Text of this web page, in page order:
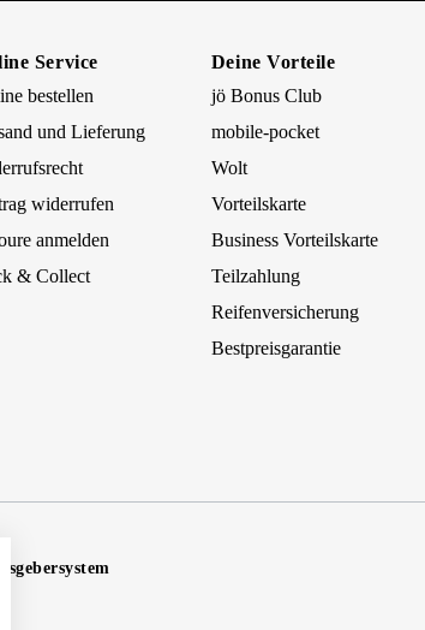
Service
bestellen
und Lieferung
widerrufen
anmelden
& Collect
Deine Vorteile
jö Bonus Club
mobile-pocket
Wolt
Vorteilskarte
Business Vorteilskarte
Teilzahlung
Reifenversicherung
Bestpreisgarantie